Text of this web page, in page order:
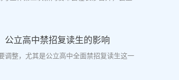
公立高中禁招复读生的影响
调整，尤其是公立高中全面禁招复读生这一